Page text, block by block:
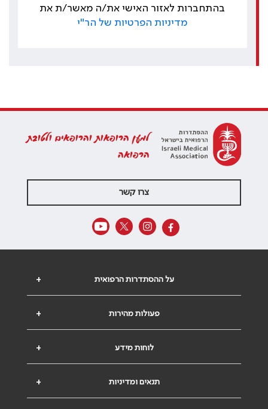
בהתחברות לאזור האישי את/ה מאשר/ת את
מדיניות הפרטיות של הר"י
למען הרופאות והרופאים ולטובת
הרפואה
צרו קשר
+ על ההסתדרות הרפואית
+ פעולות מהירות
+ לוחות מידע
+ תנאים ומדיניות